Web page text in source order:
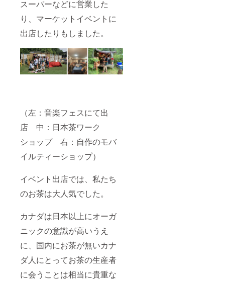
スーパーなどに営業した
り、マーケットイベントに
出店したりもしました。
（左：音楽フェスにて出
店 中：日本茶ワーク
ショップ 右：自作のモバ
イルティーショップ）
イベント出店では、私たち
のお茶は大人気でした。
カナダは日本以上にオーガ
ニックの意識が高いうえ
に、国内にお茶が無いカナ
ダ人にとってお茶の生産者
に会うことは相当に貴重な